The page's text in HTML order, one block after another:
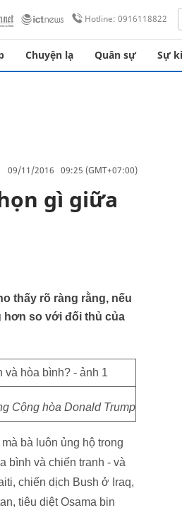
Hotline: 0916118822
Chuyện lạ Quân sự Sự
09/11/2016 09:25 (GMT+07:00)
gì giữa
thấy rõ ràng rằng, nếu
so với đối thủ của
Cộng hòa Donald Trump
bà luôn ủng hộ trong
bình và chiến tranh - và
chiến dịch Bush ở Iraq,
tiêu diệt Osama bin